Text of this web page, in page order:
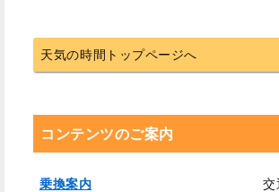
天気の時間トップページへ
コンテンツのご案内
乗換案内
交